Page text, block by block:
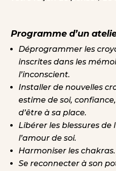
Programme d’un
Déprogrammer les
inscrites dans les
l’inconscient.
Installer de nouvelles
estime de soi,
d’être à sa place.
Libérer les blessures
l’amour de soi.
Harmoniser les chakras.
Se reconnecter à son